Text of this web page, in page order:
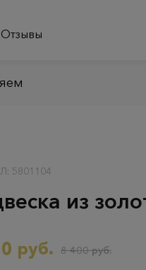
Отзывы
5801104
из
руб. 8 400 руб.